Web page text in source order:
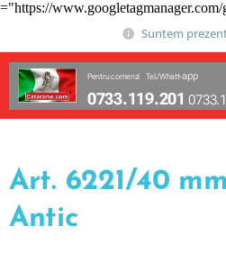
="https://
Suntem
Pentru comenzi Tel./Whatt-app
0733.119.201
Art. 6221/40
Antic